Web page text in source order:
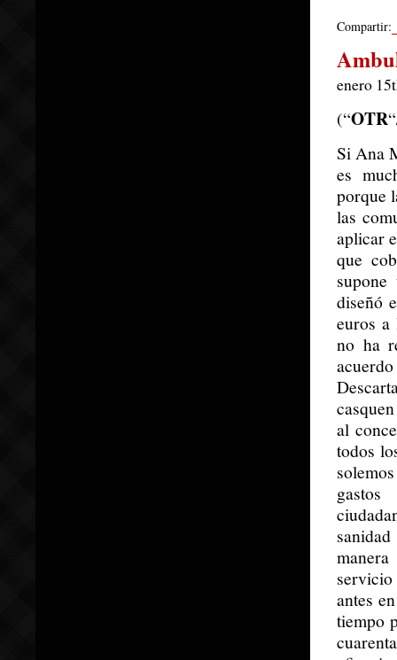
Compartir:
enero
(“OTR
Si Ana
es
porque
las
aplicar
que
diseñó
euros a
no ha
al
todos
antes
tiempo